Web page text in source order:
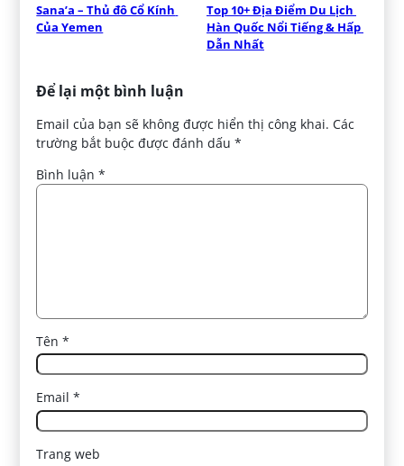
Sana’a – Thủ đô Cổ Kính
Của Yemen
Top 10+ Địa Điểm Du Lịch
Hàn Quốc Nổi Tiếng & Hấp
Dẫn Nhất
Để lại một bình luận
Email của bạn sẽ không được hiển thị công khai. Các
trường bắt buộc được đánh dấu*
Bình luận*
Tên*
Email*
Trang web